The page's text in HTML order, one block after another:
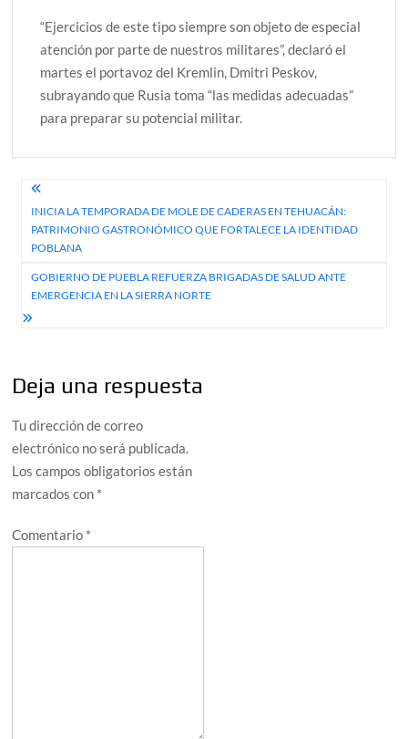
“Ejercicios de este tipo siempre son objeto de especial
atención por parte de nuestros militares”, declaró el
martes el portavoz del Kremlin, Dmitri Peskov,
subrayando que Rusia toma “las medidas adecuadas”
para preparar su potencial militar.
Navegación
de
entradas
INICIA LA TEMPORADA DE MOLE DE CADERAS EN TEHUACÁN:
PATRIMONIO GASTRONÓMICO QUE FORTALECE LA IDENTIDAD
POBLANA
GOBIERNO DE PUEBLA REFUERZA BRIGADAS DE SALUD ANTE
EMERGENCIA EN LA SIERRA NORTE
Deja una respuesta
Tu dirección de correo
electrónico no será publicada.
Los campos obligatorios están
marcados con *
Comentario *